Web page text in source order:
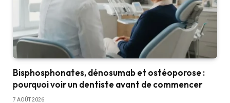
Bisphosphonates, dénosumab et ostéoporose :
pourquoi voir un dentiste avant de commencer
7 AOÛT 2026